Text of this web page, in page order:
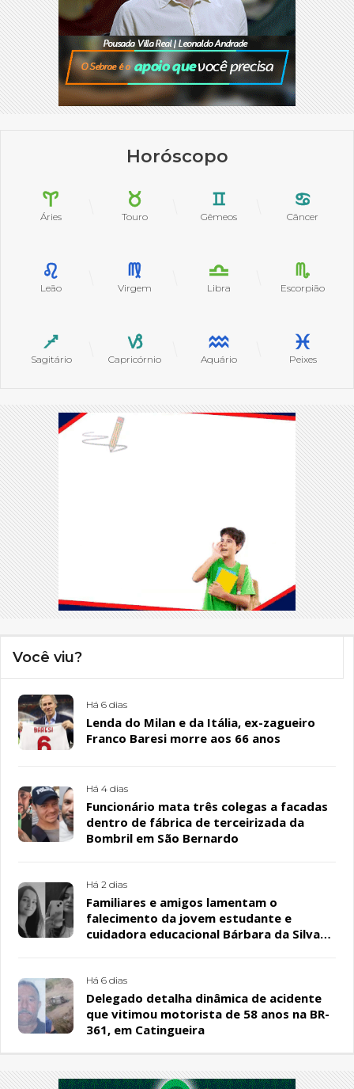
Horóscopo
Áries Touro Gêmeos Câncer
Leão Virgem Libra Escorpião
Sagitário Capricórnio Aquário Peixes
Você viu?
Há 6 dias
Lenda do Milan e da Itália, ex-zagueiro
Franco Baresi morre aos 66 anos
Há 4 dias
Funcionário mata três colegas a facadas
dentro de fábrica de terceirizada da
Bombril em São Bernardo
Há 2 dias
Familiares e amigos lamentam o
falecimento da jovem estudante e
cuidadora educacional Bárbara da Silva
Há 6 dias
Delegado detalha dinâmica de acidente
que vitimou motorista de 58 anos na BR-
361, em Catingueira